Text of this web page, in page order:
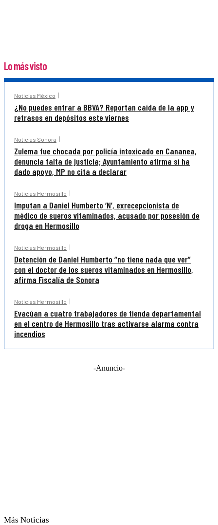
Lo más visto
Noticias México
¿No puedes entrar a BBVA? Reportan caída de la app y
retrasos en depósitos este viernes
Noticias Sonora
Zulema fue chocada por policía intoxicado en Cananea,
denuncia falta de justicia; Ayuntamiento afirma sí ha
dado apoyo, MP no cita a declarar
Noticias Hermosillo
Imputan a Daniel Humberto ‘N’, exrecepcionista de
médico de sueros vitaminados, acusado por posesión de
droga en Hermosillo
Noticias Hermosillo
Detención de Daniel Humberto “no tiene nada que ver”
con el doctor de los sueros vitaminados en Hermosillo,
afirma Fiscalía de Sonora
Noticias Hermosillo
Evacúan a cuatro trabajadores de tienda departamental
en el centro de Hermosillo tras activarse alarma contra
incendios
-Anuncio-
Más Noticias